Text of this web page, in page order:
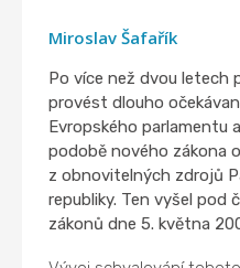
Miroslav Šafařík
Po více než dvou letech
provést dlouho
Evropského parlamentu
podobě nového zákona
z obnovitelných zdrojů
republiky. Ten vyšel pod
zákonů dne 5. května